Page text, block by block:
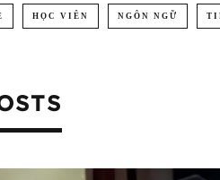
HỌC VIÊN NGÔN NGỮ